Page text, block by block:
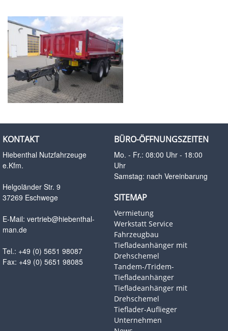
KONTAKT
Hiebenthal Nutzfahrzeuge
e.Kfm.
Helgoländer Str. 9
37269 Eschwege
E-Mail: vertrieb@hiebenthal-
man.de
Tel.: +49 (0) 5651 98087
Fax: +49 (0) 5651 98085
BÜRO-ÖFFNUNGSZEITEN
Mo. - Fr.: 08:00 Uhr - 18:00
Uhr
Samstag: nach Vereinbarung
SITEMAP
Vermietung
Werkstatt Service
Fahrzeugbau
Tiefladeanhänger mit
Drehschemel
Tandem-/Tridem-
Tiefladeanhänger
Tiefladeanhänger mit
Drehschemel
Tieflader-Auflieger
Unternehmen